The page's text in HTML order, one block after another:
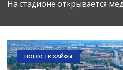
На стадионе открывается
НОВОСТИ ХАЙФЫ